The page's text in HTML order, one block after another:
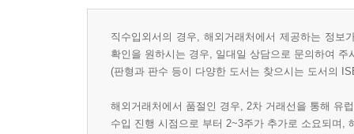
직수입외서의 경우, 해외거래처에서 제공하는 정
확인을 원하시는 경우, 일대일 상담으로 문의하여 주
(판형과 판수 등이 다양한 도서는 찾으시는 도서의
해외거래처에서 품절인 경우, 2차 거래선을 통해 유
수입 진행 시점으로 부터 2~3주가 추가로 소요되며,